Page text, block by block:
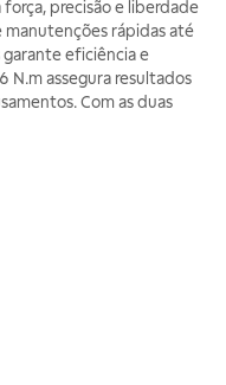
força, precisão e liberdade
manutenções rápidas até
eficiência e
assegura resultados
Com as duas